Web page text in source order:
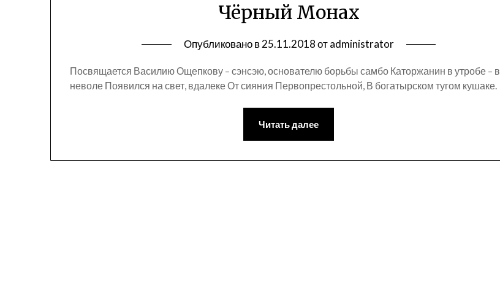
Чёрный Монах
Опубликовано в25.11.2018отadministrator
Посвящается Василию Ощепкову – сэнсэю, основателю борьбы самбо Каторжанин в утробе – в
неволе Появился на свет, вдалеке От сияния Первопрестольной, В богатырском тугом кушаке.
Читать далее